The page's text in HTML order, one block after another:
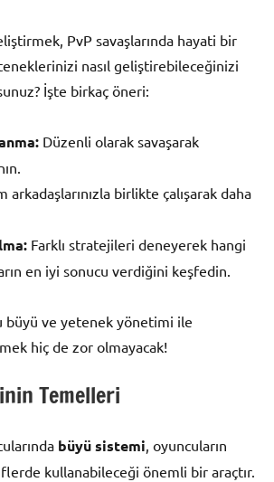
PvP savaşlarında hayati bir
nasıl geliştirebileceğinizi
İşte birkaç öneri:
Düzenli olarak savaşarak
arkadaşlarınızla birlikte çalışarak daha
Farklı stratejileri deneyerek hangi
en iyi sonucu verdiğini keşfedin.
büyü ve yetenek yönetimi ile
hiç de zor olmayacak!
Temelleri
büyü sistemi, oyuncuların
kullanabileceği önemli bir araçtır.